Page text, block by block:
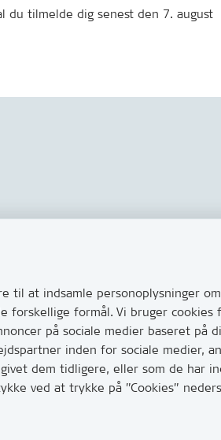
du tilmelde dig senest den 7. august
kl.
Cookies
Databeskyttelse
CVR, EAN og betaling
til at indsamle personoplysninger
formål. Vi bruger cookies
på sociale medier baseret på
inden for sociale medier,
dem tidligere, eller som de har
ved at trykke på ”Cookies”